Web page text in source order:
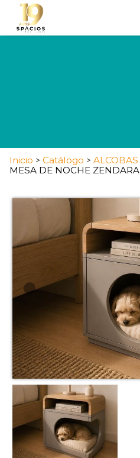
Inicio > Catálogo > ALCOBAS
MESA DE NOCHE ZENDARA